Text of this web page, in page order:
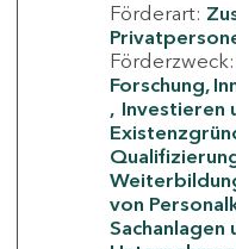
Förderart:
Förderzweck:
Forschung,
Investieren
von
Sachanlagen